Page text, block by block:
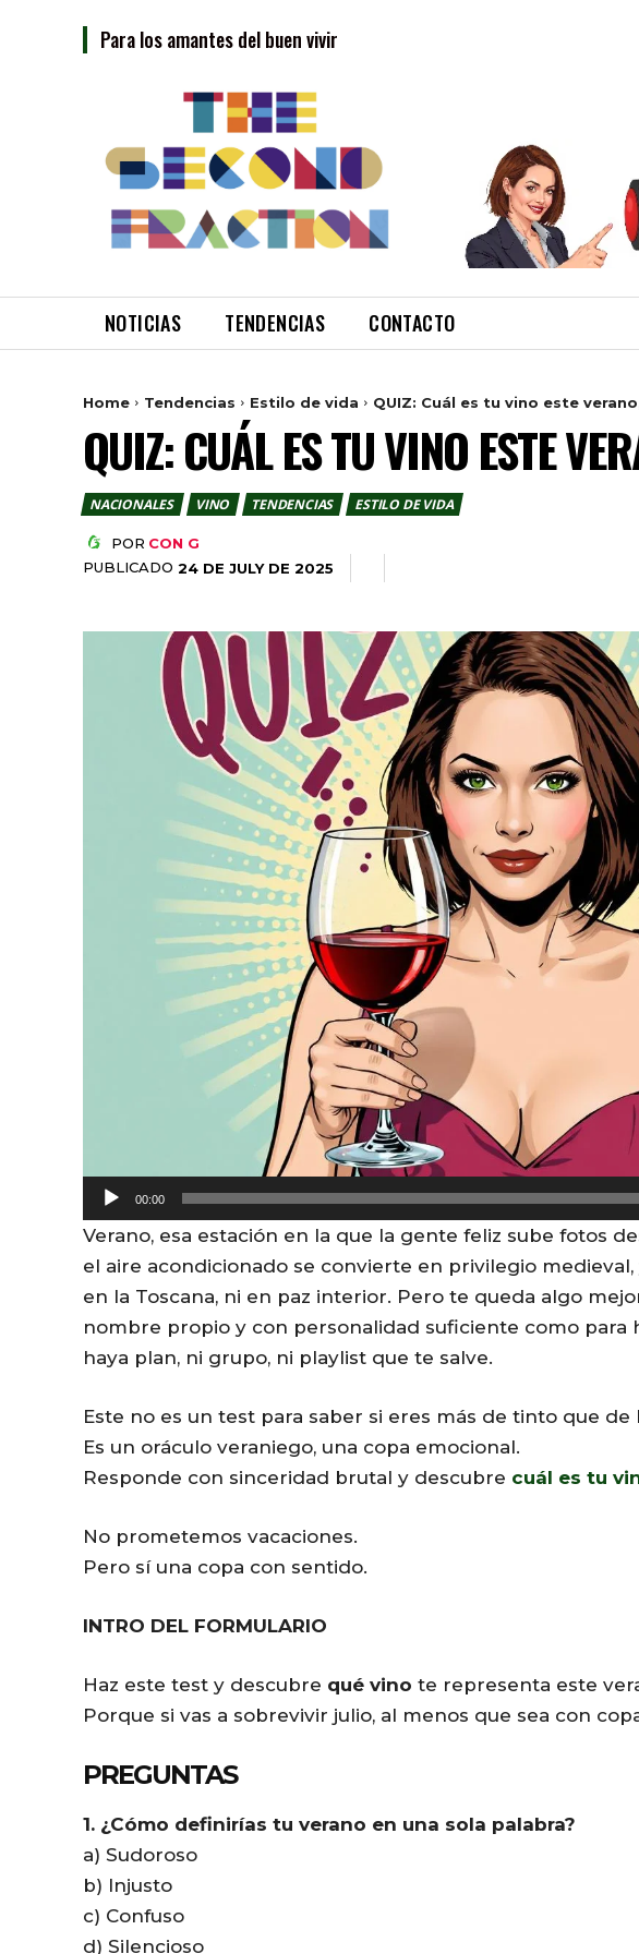
Para los amantes del buen vivir
NOTICIAS TENDENCIAS CONTACTO
Home Tendencias Estilo de vida QUIZ: Cuál es tu vino este
QUIZ: CUÁL ES TU VINO ESTE
NACIONALES VINO TENDENCIAS ESTILO DE VIDA
POR CON G
PUBLICADO 24 DE JULY DE 2025
u
00:00
Verano, esa estación en la que la gente feliz sube fotos
el aire acondicionado se convierte en privilegio
en la Toscana, ni en paz interior. Pero te queda algo
nombre propio y con personalidad suficiente como para
haya plan, ni grupo, ni playlist que te salve.
Este no es un test para saber si eres más de tinto que de
Es un oráculo veraniego, una copa emocional.
Responde con sinceridad brutal y descubre cuál es tu
No prometemos vacaciones.
Pero sí una copa con sentido.
INTRO DEL FORMULARIO
Haz este test y descubre qué vino te representa este
Porque si vas a sobrevivir julio, al menos que sea con
PREGUNTAS
1. ¿Cómo definirías tu verano en una sola palabra?
a) Sudoroso
b) Injusto
c) Confuso
d) Silencioso